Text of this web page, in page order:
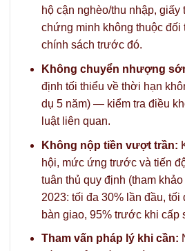
hộ cận nghèo/thu nhập,
chứng minh không thuộc
chính sách trước đó.
Không chuyển nhượng
định tối thiểu về thời hạn
dụ 5 năm) — kiểm tra điều
luật liên quan.
Không nộp tiền vượt trần:
hội, mức ứng trước và tiến
tuân thủ quy định (tham
2023: tối đa 30% lần đầu,
bàn giao, 95% trước khi cấp
Tham vấn pháp lý khi cần: